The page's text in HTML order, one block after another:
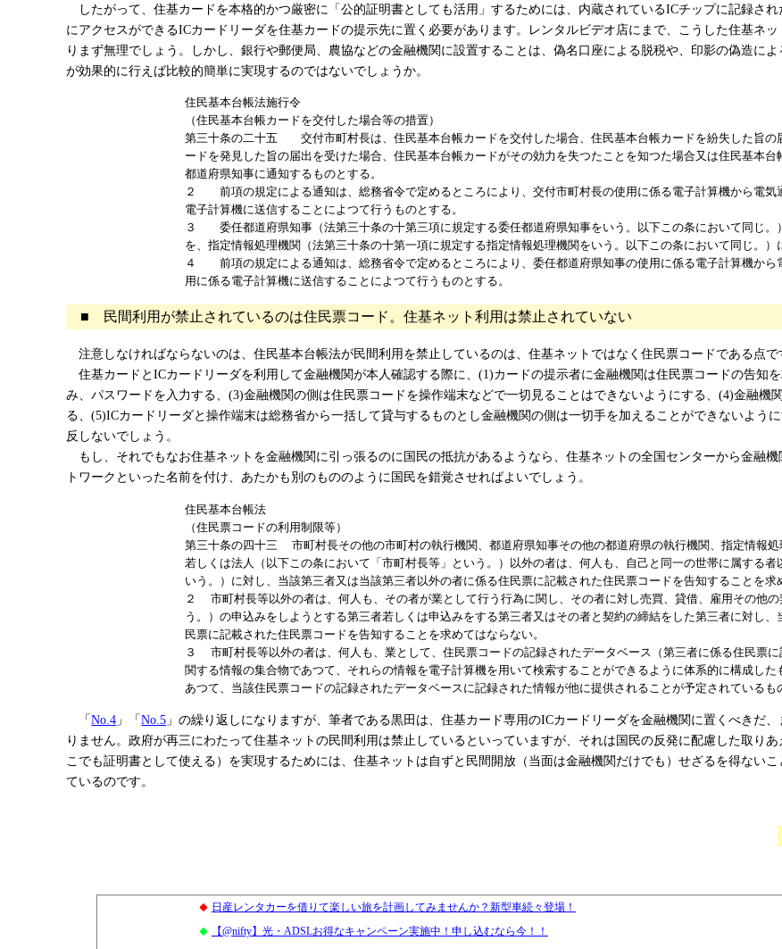
したがって、住基カードを本格的かつ厳密に「公的証明書としても活用」するためには、内蔵されているICチップに記録さ
にアクセスができるICカードリーダを住基カードの提示先に置く必要があります。レンタルビデオ店にまで、こうした住基ネ
りまず無理でしょう。しかし、銀行や郵便局、農協などの金融機関に設置することは、偽名口座による脱税や、印影の偽造に
が効果的に行えば比較的簡単に実現するのではないでしょうか。
住民基本台帳法施行令
（住民基本台帳カードを交付した場合等の措置）
第三十条の二十五 交付市町村長は、住民基本台帳カードを交付した場合、住民基本台帳カードを紛失した旨の
ードを発見した旨の届出を受けた場合、住民基本台帳カードがその効力を失つたことを知つた場合又は住民基本
都道府県知事に通知するものとする。
２ 前項の規定による通知は、総務省令で定めるところにより、交付市町村長の使用に係る電子計算機から電気
電子計算機に送信することによつて行うものとする。
３ 委任都道府県知事（法第三十条の十第三項に規定する委任都道府県知事をいう。以下この条において同じ。
を、指定情報処理機関（法第三十条の十第一項に規定する指定情報処理機関をいう。以下この条において同じ。）
４ 前項の規定による通知は、総務省令で定めるところにより、委任都道府県知事の使用に係る電子計算機から
用に係る電子計算機に送信することによつて行うものとする。
■ 民間利用が禁止されているのは住民票コード。住基ネット利用は禁止されていない
注意しなければならないのは、住民基本台帳法が民間利用を禁止しているのは、住基ネットではなく住民票コードである点で
住基カードとICカードリーダを利用して金融機関が本人確認する際に、(1)カードの提示者に金融機関は住民票コードの告知
み、パスワードを入力する、(3)金融機関の側は住民票コードを操作端末などで一切見ることはできないようにする、(4)金融機
る、(5)ICカードリーダと操作端末は総務省から一括して貸与するものとし金融機関の側は一切手を加えることができないよう
反しないでしょう。
もし、それでもなお住基ネットを金融機関に引っ張るのに国民の抵抗があるようなら、住基ネットの全国センターから金融
トワークといった名前を付け、あたかも別のもののように国民を錯覚させればよいでしょう。
住民基本台帳法
（住民票コードの利用制限等）
第三十条の四十三 市町村長その他の市町村の執行機関、都道府県知事その他の都道府県の執行機関、指定情報
若しくは法人（以下この条において「市町村長等」という。）以外の者は、何人も、自己と同一の世帯に属する
いう。）に対し、当該第三者又は当該第三者以外の者に係る住民票に記載された住民票コードを告知することを求
２ 市町村長等以外の者は、何人も、その者が業として行う行為に関し、その者に対し売買、貸借、雇用その他
う。）の申込みをしようとする第三者若しくは申込みをする第三者又はその者と契約の締結をした第三者に対し
民票に記載された住民票コードを告知することを求めてはならない。
３ 市町村長等以外の者は、何人も、業として、住民票コードの記録されたデータベース（第三者に係る住民票
関する情報の集合物であつて、それらの情報を電子計算機を用いて検索することができるように体系的に構成し
あつて、当該住民票コードの記録されたデータベースに記録された情報が他に提供されることが予定されているも
「No.4 」「No.5 」の繰り返しになりますが、筆者である黒田は、住基カード専用のICカードリーダを金融機関に置くべきだ
りません。政府が再三にわたって住基ネットの民間利用は禁止しているといっていますが、それは国民の反発に配慮した取り
こでも証明書として使える）を実現するためには、住基ネットは自ずと民間開放（当面は金融機関だけでも）せざるを得ない
ているのです。
◆ 日産レンタカーを借りて楽しい旅を計画してみませんか？新型車続々登場！
◆ 【@nifty】光・ADSLお得なキャンペーン実施中！申し込むなら今！！